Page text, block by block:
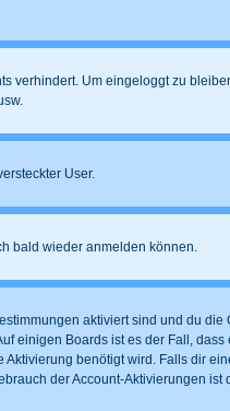
verhindert. Um eingeloggt zu
User.
bald wieder anmelden können.
aktiviert sind und du die
einigen Boards ist es der Fall, dass
benötigt wird. Falls dir
der Account-Aktivierungen ist